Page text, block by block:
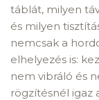
táblát, milyen
és milyen
nemcsak a
elhelyezés is:
nem vibráló és
rögzítésnél igaz